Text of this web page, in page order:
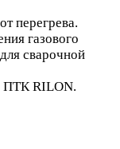
перегрева.
газового
сварочной
ПТК RILON.